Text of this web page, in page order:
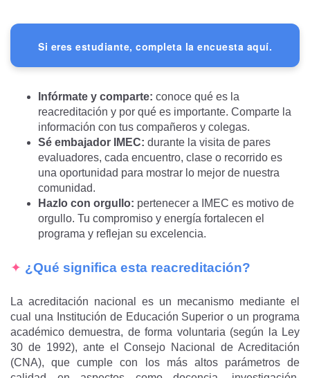
Si eres estudiante, completa la encuesta aquí.
Infórmate y comparte: conoce qué es la
reacreditación y por qué es importante. Comparte la
información con tus compañeros y colegas.
Sé embajador IMEC: durante la visita de pares
evaluadores, cada encuentro, clase o recorrido es
una oportunidad para mostrar lo mejor de nuestra
comunidad.
Hazlo con orgullo: pertenecer a IMEC es motivo de
orgullo. Tu compromiso y energía fortalecen el
programa y reflejan su excelencia.
✦ ¿Qué significa esta reacreditación?
La acreditación nacional es un mecanismo mediante el
cual una Institución de Educación Superior o un programa
académico demuestra, de forma voluntaria (según la Ley
30 de 1992), ante el Consejo Nacional de Acreditación
(CNA), que cumple con los más altos parámetros de